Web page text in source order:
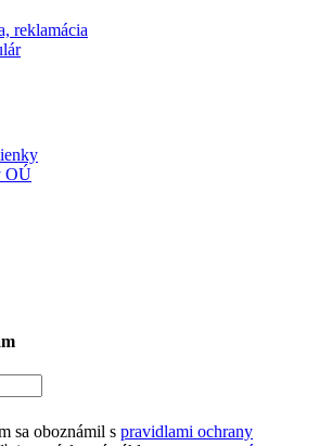
reklamácia
OÚ
sa oboznámil s pravidlami ochrany